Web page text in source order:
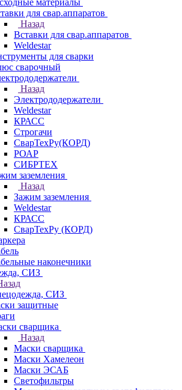
материалы
для свар.аппаратов
Назад
Вставки для свар.аппаратов
Weldestar
для сварки
сварочный
Назад
Электрододержатели
Weldestar
КРАСС
Строгачи
СварТехРу(КОРД)
РОАР
СИБРТЕХ
заземления
Назад
Зажим заземления
Weldestar
КРАСС
СварТехРу (КОРД)
наконечники
СИЗ
СИЗ
защитные
сварщика
Назад
Маски сварщика
Маски Хамелеон
Маски ЭСАБ
Светофильтры